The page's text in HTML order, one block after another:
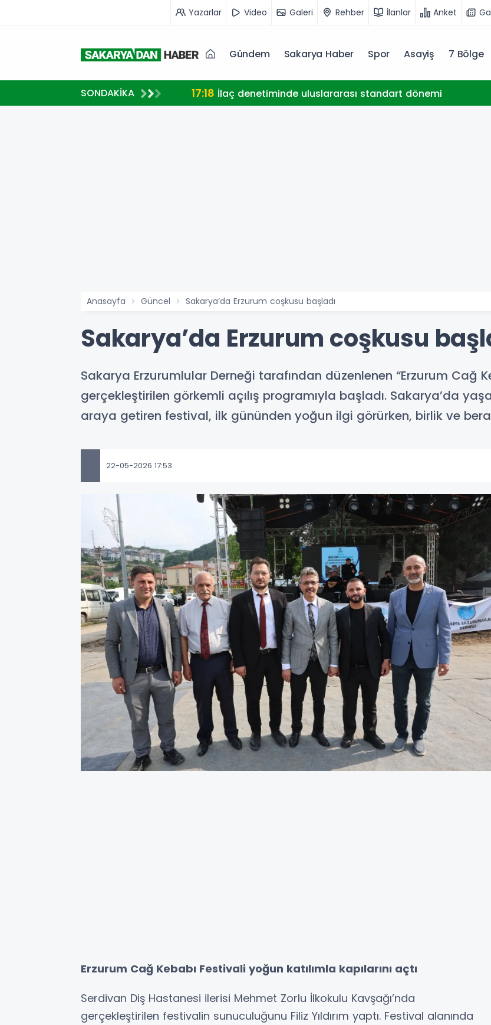
Yazarlar Video Galeri Rehber İlanlar Anket
Gündem Sakarya Haber Spor Asayiş 7 Bölge
SONDAKİKA 17:18 İlaç denetiminde uluslararası standart dönemi
Anasayfa Güncel Sakarya’da Erzurum coşkusu başladı
Sakarya’da Erzurum coşkusu
Sakarya Erzurumlular Derneği tarafından düzenlenen “Erzurum Cağ
gerçekleştirilen görkemli açılış programıyla başladı. Sakarya’da
araya getiren festival, ilk gününden yoğun ilgi görürken, birlik ve
22-05-2026 17:53
Erzurum Cağ Kebabı Festivali yoğun katılımla kapılarını açtı
Serdivan Diş Hastanesi ilerisi Mehmet Zorlu İlkokulu Kavşağı’nda
gerçekleştirilen festivalin sunuculuğunu Filiz Yıldırım yaptı. Festival alanında